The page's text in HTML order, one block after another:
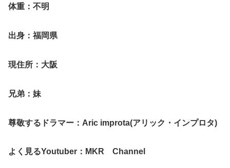
体重：不明
出身：福岡県
現住所：大阪
兄弟：妹
尊敬するドラマー：Aric improta(アリック・インプロタ)
よく見るYoutuber：MKR Channel